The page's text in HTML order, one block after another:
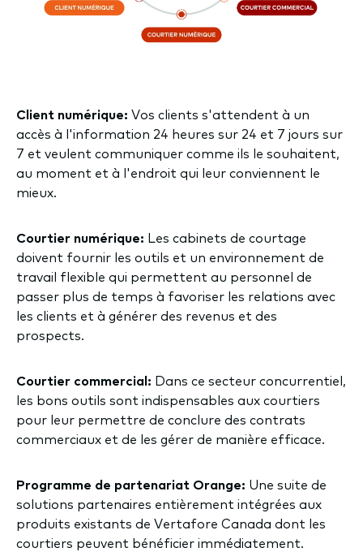
Client numérique: Vos clients s'attendent à un
accès à l'information 24 heures sur 24 et 7 jours sur
7 et veulent communiquer comme ils le souhaitent,
au moment et à l'endroit qui leur conviennent le
mieux.
Courtier numérique: Les cabinets de courtage
doivent fournir les outils et un environnement de
travail flexible qui permettent au personnel de
passer plus de temps à favoriser les relations avec
les clients et à générer des revenus et des
prospects.
Courtier commercial: Dans ce secteur concurrentiel,
les bons outils sont indispensables aux courtiers
pour leur permettre de conclure des contrats
commerciaux et de les gérer de manière efficace.
Programme de partenariat Orange: Une suite de
solutions partenaires entièrement intégrées aux
produits existants de Vertafore Canada dont les
courtiers peuvent bénéficier immédiatement.